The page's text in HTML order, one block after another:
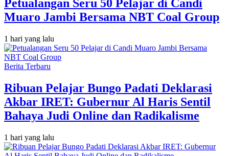
Petualangan Seru 50 Pelajar di Candi
Muaro Jambi Bersama NBT Coal Group
1 hari yang lalu
Berita Terbaru
Ribuan Pelajar Bungo Padati Deklarasi
Akbar IRET: Gubernur Al Haris Sentil
Bahaya Judi Online dan Radikalisme
1 hari yang lalu